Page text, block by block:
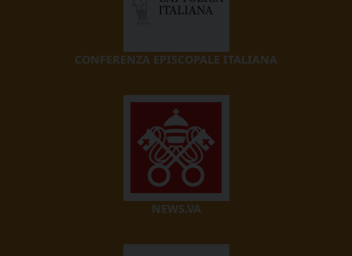
CONFERENZA EPISCOPALE ITALIANA
NEWS.VA